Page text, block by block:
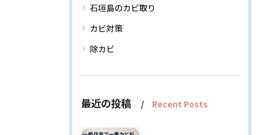
石垣島のカビ取り
カビ対策
除カビ
最近の投稿 Recent Posts